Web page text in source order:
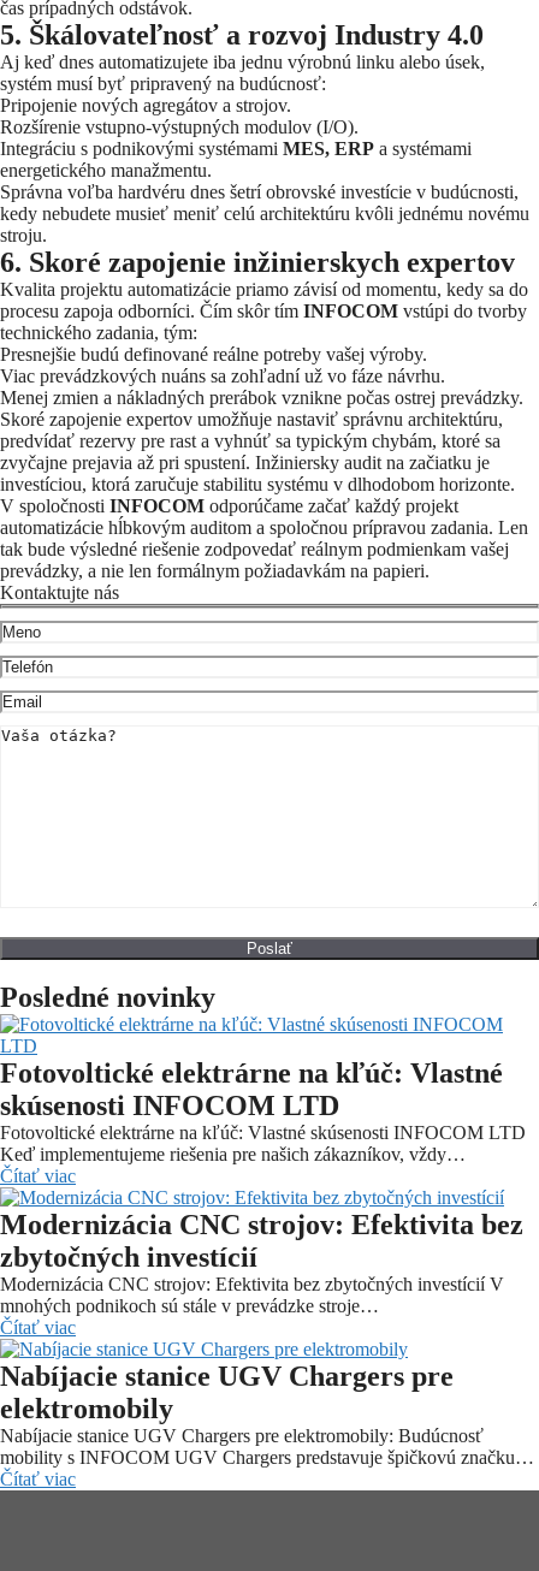
čas prípadných odstávok.
5. Škálovateľnosť a rozvoj Industry 4.0
Aj keď dnes automatizujete iba jednu výrobnú linku alebo úsek,
systém musí byť pripravený na budúcnosť:
Pripojenie nových agregátov a strojov.
Rozšírenie vstupno-výstupných modulov (I/O).
Integráciu s podnikovými systémami MES, ERP a systémami
energetického manažmentu.
Správna voľba hardvéru dnes šetrí obrovské investície v budúcnosti,
kedy nebudete musieť meniť celú architektúru kvôli jednému novému
stroju.
6. Skoré zapojenie inžinierskych expertov
Kvalita projektu automatizácie priamo závisí od momentu, kedy sa do
procesu zapoja odborníci. Čím skôr tím INFOCOM vstúpi do tvorby
technického zadania, tým:
Presnejšie budú definované reálne potreby vašej výroby.
Viac prevádzkových nuáns sa zohľadní už vo fáze návrhu.
Menej zmien a nákladných prerábok vznikne počas ostrej prevádzky.
Skoré zapojenie expertov umožňuje nastaviť správnu architektúru,
predvídať rezervy pre rast a vyhnúť sa typickým chybám, ktoré sa
zvyčajne prejavia až pri spustení. Inžiniersky audit na začiatku je
investíciou, ktorá zaručuje stabilitu systému v dlhodobom horizonte.
V spoločnosti INFOCOM odporúčame začať každý projekt
automatizácie hĺbkovým auditom a spoločnou prípravou zadania. Len
tak bude výsledné riešenie zodpovedať reálnym podmienkam vašej
prevádzky, a nie len formálnym požiadavkám na papieri.
Kontaktujte nás
Posledné novinky
Fotovoltické elektrárne na kľúč: Vlastné
skúsenosti INFOCOM LTD
Fotovoltické elektrárne na kľúč: Vlastné skúsenosti INFOCOM LTD
Keď implementujeme riešenia pre našich zákazníkov, vždy…
Čítať viac
Modernizácia CNC strojov: Efektivita bez
zbytočných investícií
Modernizácia CNC strojov: Efektivita bez zbytočných investícií V
mnohých podnikoch sú stále v prevádzke stroje…
Čítať viac
Nabíjacie stanice UGV Chargers pre
elektromobily
Nabíjacie stanice UGV Chargers pre elektromobily: Budúcnosť
mobility s INFOCOM UGV Chargers predstavuje špičkovú značku…
Čítať viac